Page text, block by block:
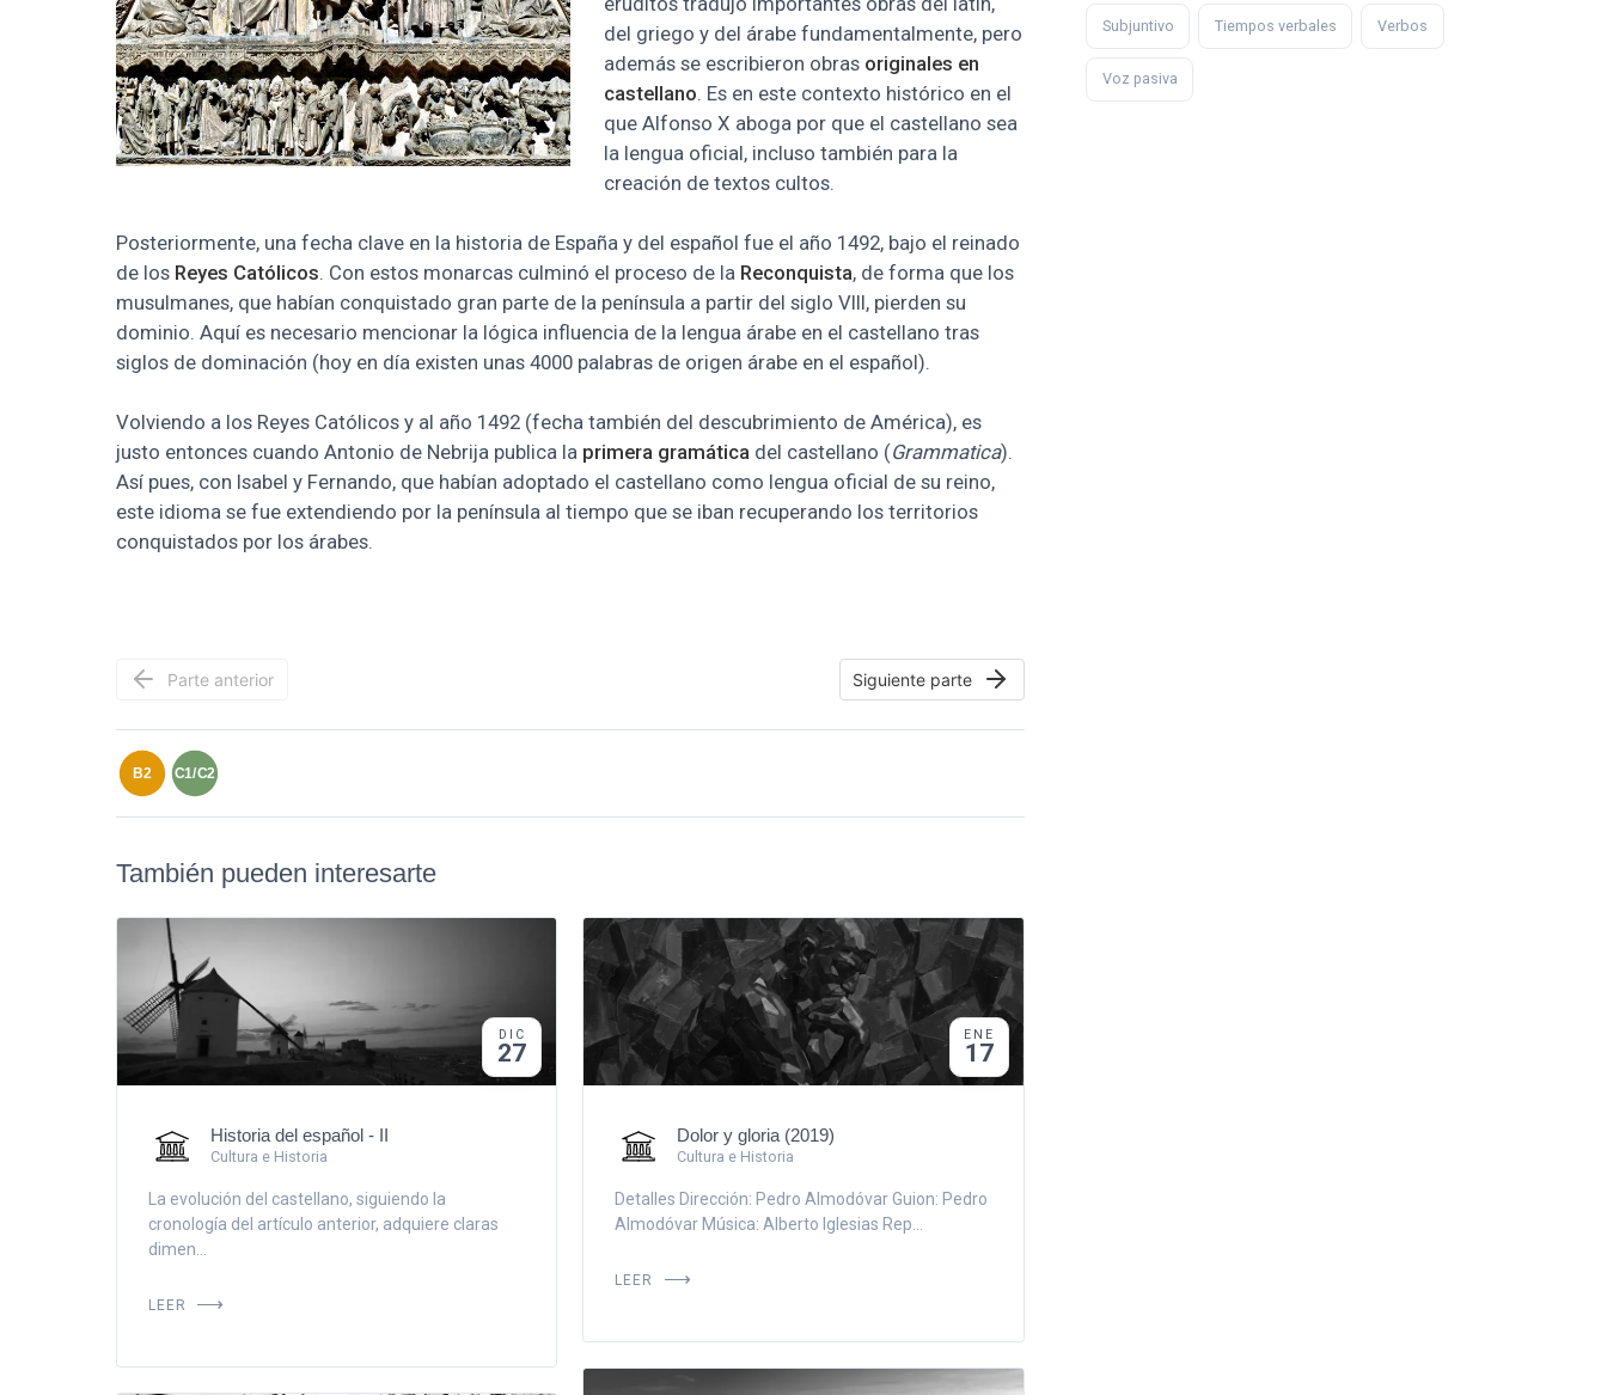
del griego y del árabe fundamentalmente, pero
además se escribieron obras originales en
castellano. Es en este contexto histórico en el
que Alfonso X aboga por que el castellano sea
la lengua oficial, incluso también para la
creación de textos cultos.
Posteriormente, una fecha clave en la historia de España y del español fue el año 1492, bajo el reinado
de los Reyes Católicos. Con estos monarcas culminó el proceso de la Reconquista, de forma que los
musulmanes, que habían conquistado gran parte de la península a partir del siglo VIII, pierden su
dominio. Aquí es necesario mencionar la lógica influencia de la lengua árabe en el castellano tras
siglos de dominación (hoy en día existen unas 4000 palabras de origen árabe en el español).
Volviendo a los Reyes Católicos y al año 1492 (fecha también del descubrimiento de América), es
justo entonces cuando Antonio de Nebrija publica la primera gramáticadel castellano (Grammatica).
Así pues, con Isabel y Fernando, que habían adoptado el castellano como lengua oficial de su reino,
este idioma se fue extendiendo por la península al tiempo que se iban recuperando los territorios
conquistados por los árabes.
Parte anterior Siguiente parte
B2 C1/C2
También pueden interesarte
DIC
27
Historia del español - II
Cultura e Historia
La evolución del castellano, siguiendo la
cronología del artículo anterior, adquiere claras
dimen...
LEER
ENE
17
Dolor y gloria (2019)
Cultura e Historia
Detalles Dirección: Pedro Almodóvar Guion: Pedro
Almodóvar Música: Alberto Iglesias Rep...
LEER
Subjuntivo Tiempos verbales Verbos
Voz pasiva